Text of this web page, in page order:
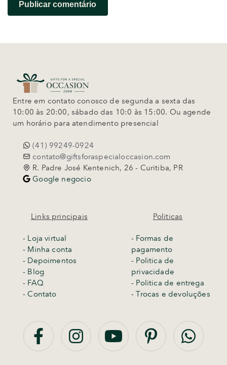
Entre em contato conosco de segunda a sexta das
10:00 às 20:00, sábado das 10:0 às 15:00. Ou agende
um horário para atendimento presencial
(41) 99249-0924
contato@giftsforaspecialoccasion.com
R. Padre José Kentenich, 26 - Curitiba, PR
Google negocio
Links principais
- Loja virtual
- Minha conta
- Depoimentos
- Blog
- FAQ
- Contato
Politicas
- Formas de
pagamento
- Politica de
privacidade
- Politica de entrega
-Trocas e devoluções